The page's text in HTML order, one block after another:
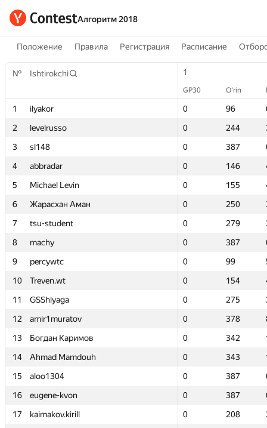
Алгоритм 2018
Положение Правила Регистрация Расписание
№ Ishtirokchi 1
GP30 O‘rin
1 ilyakor 0 96
2
levelrusso 0 244
3
sl148 0 387
4
abbradar 0 146
5
Michael Levin 0 155
6
Жарасхан Аман 0 250
7
tsu-student 0 279
8
machy 0 387
9
percywtc 0 99
10
Treven.wt 0 154
11
GSShlyaga 0 275
12
amir1muratov 0 378
13
Богдан Каримов 0 342
14
Ahmad Mamdouh 0 343
15
aloo1304 0 387
16
eugene-kvon 0 387
17
kaimakov.kirill 0 208
№ Ishtirokchi 1
GP30 O‘rin
1 ilyakor 0 96
2
levelrusso 0 244
3
sl148 0 387
4
abbradar 0 146
5
Michael Levin 0 155
6
Жарасхан Аман 0 250
7
tsu-student 0 279
8
machy 0 387
9
percywtc 0 99
10
Treven.wt 0 154
11
GSShlyaga 0 275
12
amir1muratov 0 378
13
Богдан Каримов 0 342
14
Ahmad Mamdouh 0 343
15
aloo1304 0 387
16
eugene-kvon 0 387
17
kaimakov.kirill 0 208